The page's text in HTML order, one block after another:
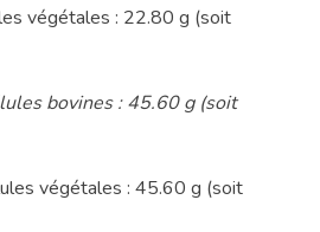
végétales : 22.80 g (soit
bovines : 45.60 g (soit
végétales : 45.60 g (soit